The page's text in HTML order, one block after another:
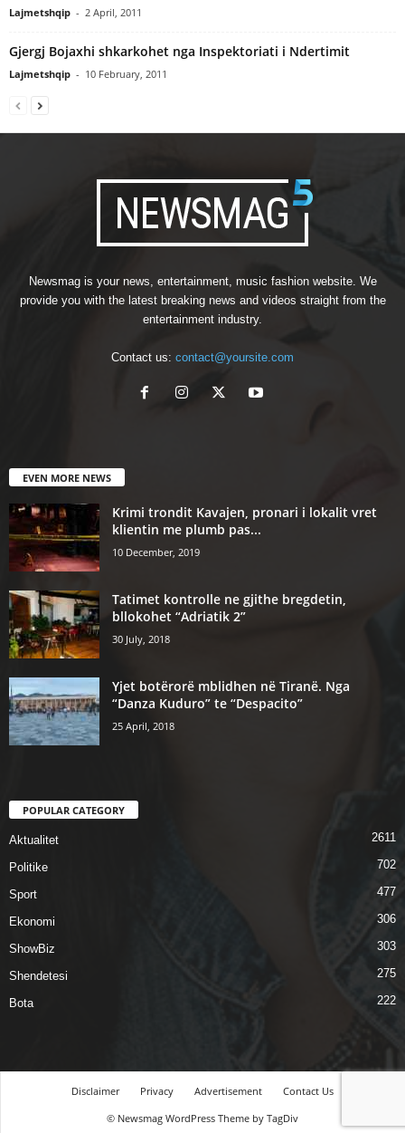
Lajmetshqip - 2 April, 2011
Gjergj Bojaxhi shkarkohet nga Inspektoriati i Ndertimit
Lajmetshqip - 10 February, 2011
Newsmag is your news, entertainment, music fashion website. We
provide you with the latest breaking news and videos straight from the
entertainment industry.
Contact us: contact@yoursite.com
EVEN MORE NEWS
Krimi trondit Kavajen, pronari i lokalit vret
klientin me plumb pas...
10 December, 2019
Tatimet kontrolle ne gjithe bregdetin,
bllokohet “Adriatik 2”
30 July, 2018
Yjet botërorë mblidhen në Tiranë. Nga
“Danza Kuduro” te “Despacito”
25 April, 2018
POPULAR CATEGORY
Aktualitet 2611
Politike 702
Sport 477
Ekonomi 306
ShowBiz 303
Shendetesi 275
Bota 222
Disclaimer Privacy Advertisement
Contact Us
© Newsmag WordPress Theme by TagDiv